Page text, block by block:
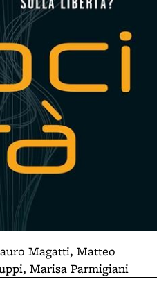
Magatti, Matteo
Marisa Parmigiani